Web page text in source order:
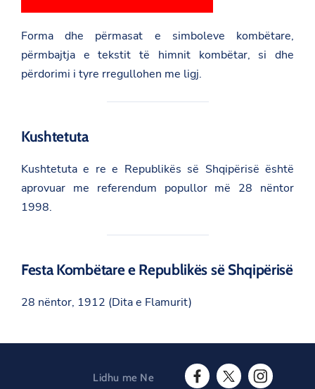
Forma dhe përmasat e simboleve kombëtare,
përmbajtja e tekstit të himnit kombëtar, si dhe
përdorimi i tyre rregullohen me ligj.
Kushtetuta
Kushtetuta e re e Republikës së Shqipërisë është
aprovuar me referendum popullor më 28 nëntor
1998.
Festa Kombëtare e Republikës së Shqipërisë
28 nëntor, 1912 (Dita e Flamurit)
Lidhu me Ne